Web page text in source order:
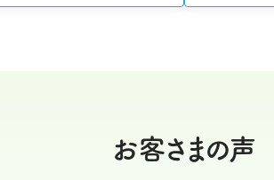
お客さまの声